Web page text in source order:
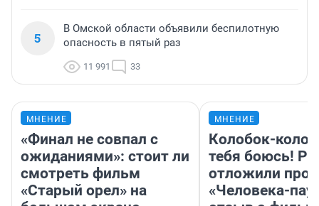
5
В Омской области объявили беспилотную
опасность в пятый раз
11 991 33
МНЕНИЕ
«Финал не совпал с
ожиданиями»: стоит ли
смотреть фильм
«Старый орел» на
МНЕНИЕ
Колобок-
тебя боюсь!
отложили
«Человека-